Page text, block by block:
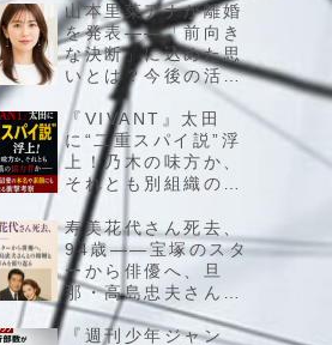
山本里菜アナが離婚
を発表――「前向き
な決断」に込めた思
いとは？今後の活動
にも注目が集まるエ
ンタメニュース
『VIVANT』太田
に“二重スパイ説”浮
上！乃木の味方か、
それとも別組織の協
力者か――演じる飯
沼愛の本名や素顔に
も注目集まる衝撃考
察
寿美花代さん死去、
94歳――宝塚のスタ
ーから俳優へ、旦
那・高島忠夫さんと
の結婚と家族の歩み
を振り返る
『週刊少年ジャン